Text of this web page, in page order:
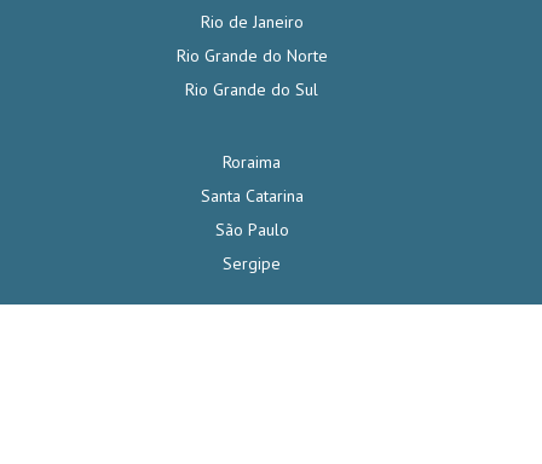
Rio de Janeiro
Rio Grande do Norte
Rio Grande do Sul
Roraima
Santa Catarina
São Paulo
Sergipe